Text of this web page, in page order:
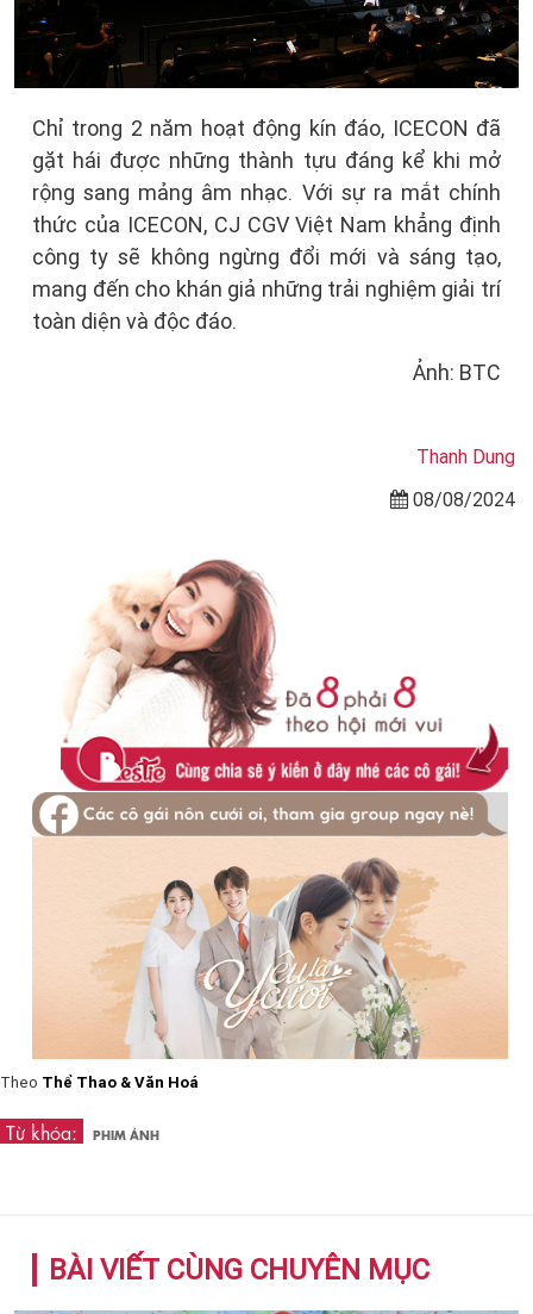
Chỉ trong 2 năm hoạt động kín đáo, ICECON đã
gặt hái được những thành tựu đáng kể khi mở
rộng sang mảng âm nhạc. Với sự ra mắt chính
thức của ICECON, CJ CGV Việt Nam khẳng định
công ty sẽ không ngừng đổi mới và sáng tạo,
mang đến cho khán giả những trải nghiệm giải trí
toàn diện và độc đáo.
Ảnh: BTC
Thanh Dung
08/08/2024
Theo Thể Thao & Văn Hoá
Từ khóa: PHIM ẢNH
BÀI VIẾT CÙNG CHUYÊN MỤC